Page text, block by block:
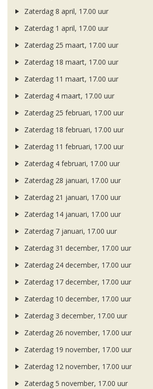
Zaterdag 8 april, 17.00 uur
Zaterdag 1 april, 17.00 uur
Zaterdag 25 maart, 17.00 uur
Zaterdag 18 maart, 17.00 uur
Zaterdag 11 maart, 17.00 uur
Zaterdag 4 maart, 17.00 uur
Zaterdag 25 februari, 17.00 uur
Zaterdag 18 februari, 17.00 uur
Zaterdag 11 februari, 17.00 uur
Zaterdag 4 februari, 17.00 uur
Zaterdag 28 januari, 17.00 uur
Zaterdag 21 januari, 17.00 uur
Zaterdag 14 januari, 17.00 uur
Zaterdag 7 januari, 17.00 uur
Zaterdag 31 december, 17.00 uur
Zaterdag 24 december, 17.00 uur
Zaterdag 17 december, 17.00 uur
Zaterdag 10 december, 17.00 uur
Zaterdag 3 december, 17.00 uur
Zaterdag 26 november, 17.00 uur
Zaterdag 19 november, 17.00 uur
Zaterdag 12 november, 17.00 uur
Zaterdag 5 november, 17.00 uur